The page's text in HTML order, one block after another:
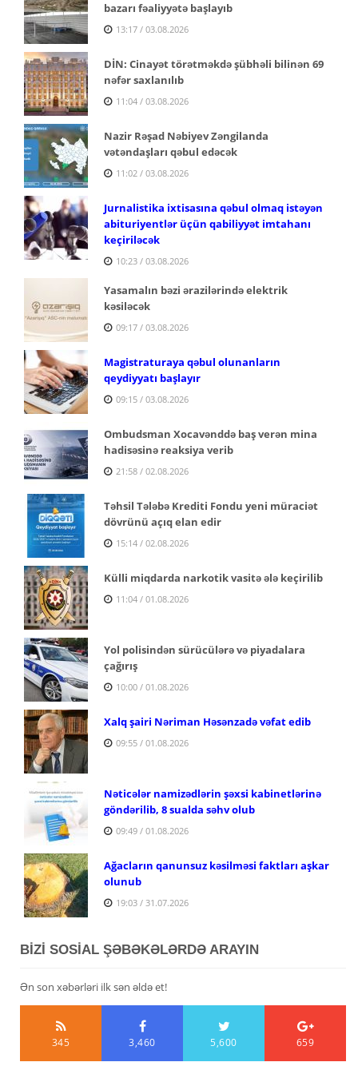
bazarı fəaliyyətə başlayıb
13:17 / 03.08.2026
DİN: Cinayət törətməkdə şübhəli bilinən 69
nəfər saxlanılıb
11:04 / 03.08.2026
Nazir Rəşad Nəbiyev Zəngilanda
vətəndaşları qəbul edəcək
11:02 / 03.08.2026
Jurnalistika ixtisasına qəbul olmaq istəyən
abituriyentlər üçün qabiliyyət imtahanı
keçiriləcək
10:23 / 03.08.2026
Yasamalın bəzi ərazilərində elektrik
kəsiləcək
09:17 / 03.08.2026
Magistraturaya qəbul olunanların
qeydiyyatı başlayır
09:15 / 03.08.2026
Ombudsman Xocavənddə baş verən mina
hadisəsinə reaksiya verib
21:58 / 02.08.2026
Təhsil Tələbə Krediti Fondu yeni müraciət
dövrünü açıq elan edir
15:14 / 02.08.2026
Külli miqdarda narkotik vasitə ələ keçirilib
11:04 / 01.08.2026
Yol polisindən sürücülərə və piyadalara
çağırış
10:00 / 01.08.2026
Xalq şairi Nəriman Həsənzadə vəfat edib
09:55 / 01.08.2026
Nəticələr namizədlərin şəxsi kabinetlərinə
göndərilib, 8 sualda səhv olub
09:49 / 01.08.2026
Ağacların qanunsuz kəsilməsi faktları aşkar
olunub
19:03 / 31.07.2026
BİZİ SOSİAL ŞƏBƏKƏLƏRDƏ ARAYIN
Ən son xəbərləri ilk sən əldə et!
345 3,460 5,600 659